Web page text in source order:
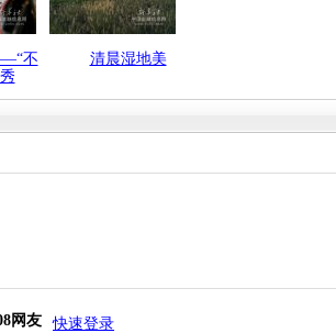
不
清晨湿地美
网友
快速登录